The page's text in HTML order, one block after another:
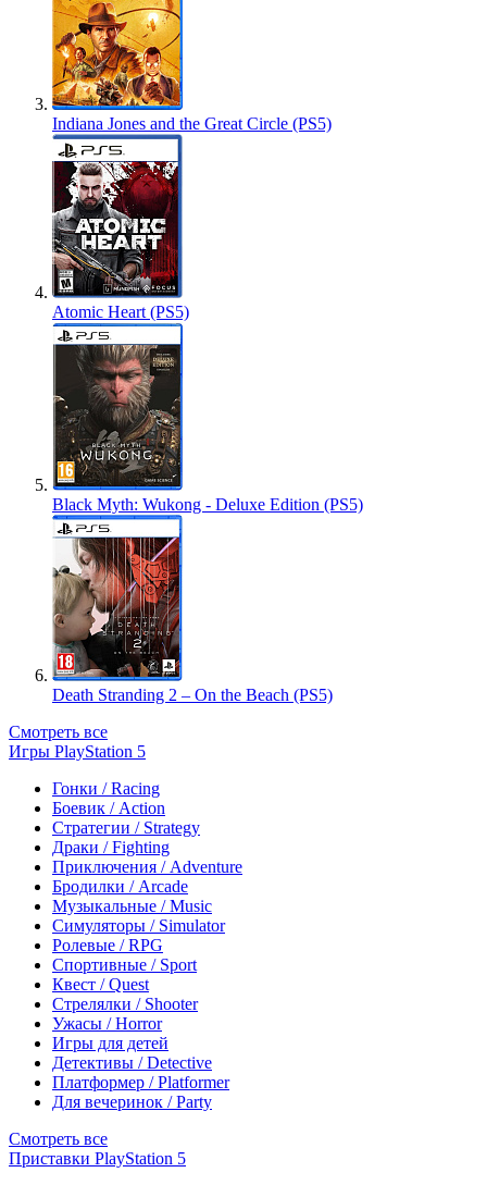
Indiana Jones and the Great Circle (PS5)
Atomic Heart (PS5)
Black Myth: Wukong - Deluxe Edition (PS5)
Death Stranding 2 – On the Beach (PS5)
Смотреть все
Игры PlayStation 5
Гонки / Racing
Боевик / Action
Стратегии / Strategy
Драки / Fighting
Приключения / Adventure
Бродилки / Arcade
Музыкальные / Music
Симуляторы / Simulator
Ролевые / RPG
Спортивные / Sport
Квест / Quest
Стрелялки / Shooter
Ужасы / Horror
Игры для детей
Детективы / Detective
Платформер / Platformer
Для вечеринок / Party
Смотреть все
Приставки PlayStation 5